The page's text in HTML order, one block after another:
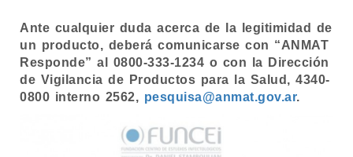
Ante cualquier duda acerca de la legitimidad de
un producto, deberá comunicarse con “ANMAT
Responde” al 0800-333-1234 o con la Dirección
de Vigilancia de Productos para la Salud, 4340-
0800 interno 2562, pesquisa@anmat.gov.ar.